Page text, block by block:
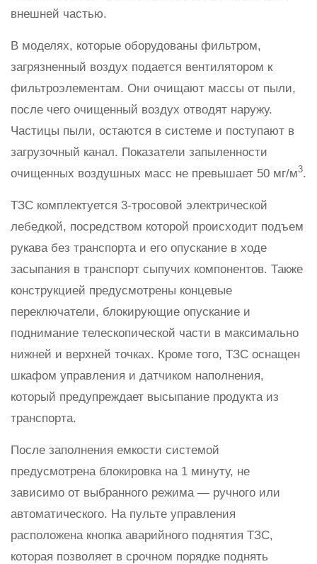
внешней частью.
В моделях, которые оборудованы фильтром,
загрязненный воздух подается вентилятором к
фильтроэлементам. Они очищают массы от пыли,
после чего очищенный воздух отводят наружу.
Частицы пыли, остаются в системе и поступают в
загрузочный канал. Показатели запыленности
очищенных воздушных масс не превышает 50 мг/м3.
ТЗС комплектуется 3-тросовой электрической
лебедкой, посредством которой происходит подъем
рукава без транспорта и его опускание в ходе
засыпания в транспорт сыпучих компонентов. Также
конструкцией предусмотрены концевые
переключатели, блокирующие опускание и
поднимание телескопической части в максимально
нижней и верхней точках. Кроме того, ТЗС оснащен
шкафом управления и датчиком наполнения,
который предупреждает высыпание продукта из
транспорта.
После заполнения емкости системой
предусмотрена блокировка на 1 минуту, не
зависимо от выбранного режима — ручного или
автоматического. На пульте управления
расположена кнопка аварийного поднятия ТЗС,
которая позволяет в срочном порядке поднять